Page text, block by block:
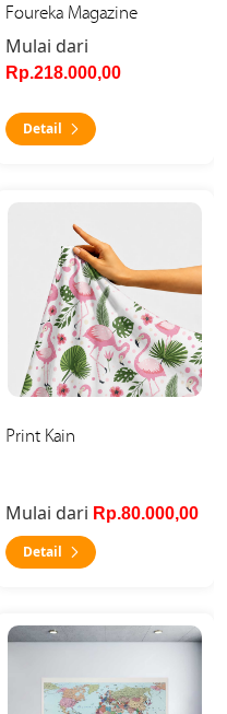
Foureka Magazine
Mulai dari
Rp.218.000,00
Detail
Print Kain
Mulai dari Rp.80.000,00
Detail
Detail Peta Timbul (Peta